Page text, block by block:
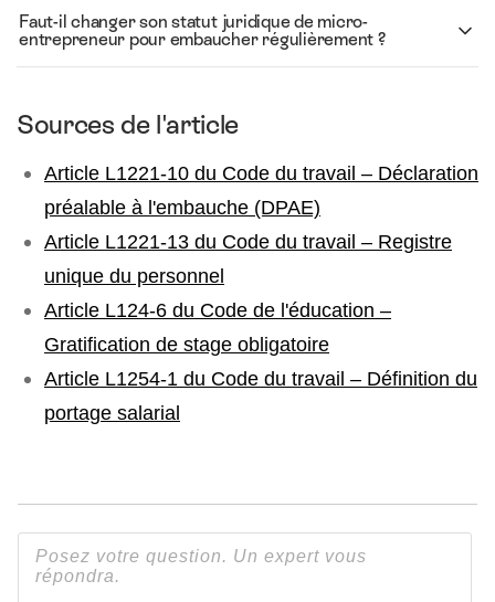
Faut-il changer son statut juridique de micro-
entrepreneur pour embaucher régulièrement ?
Sources de l'article
Article L1221-10 du Code du travail – Déclaration
préalable à l'embauche (DPAE)
Article L1221-13 du Code du travail – Registre
unique du personnel
Article L124-6 du Code de l'éducation –
Gratification de stage obligatoire
Article L1254-1 du Code du travail – Définition du
portage salarial